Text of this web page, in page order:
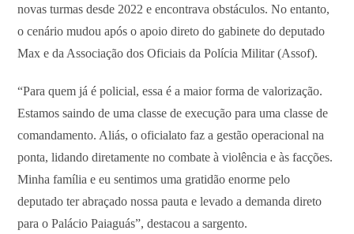
novas turmas desde 2022 e encontrava obstáculos. No entanto,
o cenário mudou após o apoio direto do gabinete do deputado
Max e da Associação dos Oficiais da Polícia Militar (Assof).
“Para quem já é policial, essa é a maior forma de valorização.
Estamos saindo de uma classe de execução para uma classe de
comandamento. Aliás, o oficialato faz a gestão operacional na
ponta, lidando diretamente no combate à violência e às facções.
Minha família e eu sentimos uma gratidão enorme pelo
deputado ter abraçado nossa pauta e levado a demanda direto
para o Palácio Paiaguás”, destacou a sargento.